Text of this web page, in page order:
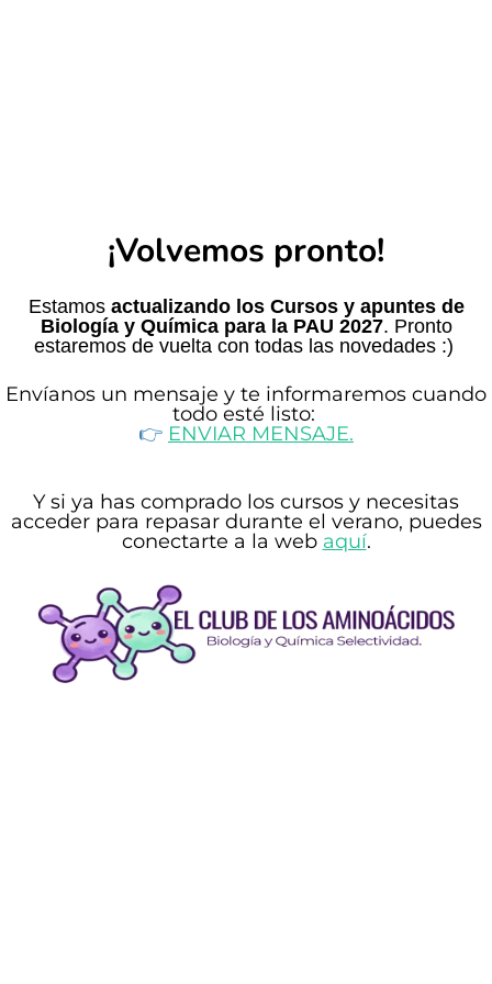
¡Volvemos pronto!
Estamos actualizando los Cursos y apuntes de
Biología y Química para la PAU 2027. Pronto
estaremos de vuelta con todas las novedades :)
Envíanos un mensaje y te informaremos cuando
todo esté listo:
👉​ ENVIAR MENSAJE.
Y si ya has comprado los cursos y necesitas
accederpara repasar durante el verano, puedes
conectarte a la web aquí.